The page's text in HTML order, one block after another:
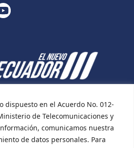
dispuesto en el Acuerdo No. 012-
de Telecomunicaciones y
comunicamos nuestra
de datos personales. Para